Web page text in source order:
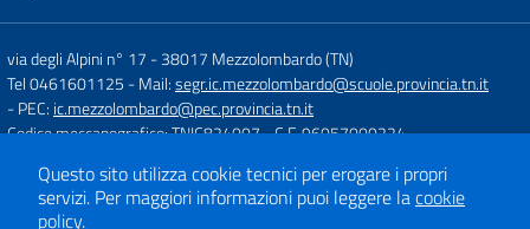
via degli Alpini n° 17 -38017 Mezzolombardo (TN)
Tel 0461601125 - Mail:segr.ic.mezzolombardo@scuole.provincia.tn.it
- PEC: ic.mezzolombardo@pec.provincia.tn.it
Codice meccanografico: TNIC824007- C.F. 96057000224
Concept & Design by
Designers Italia
Questo sito utilizza cookie tecnici per erogare i propri
servizi. Per maggiori informazioni puoi leggere lacookie
policy.